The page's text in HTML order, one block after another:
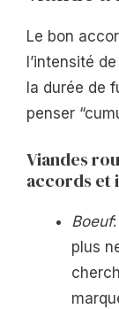
Le bon
l’intensité
la durée de
penser
Viandes
accords et
Boeuf
plus